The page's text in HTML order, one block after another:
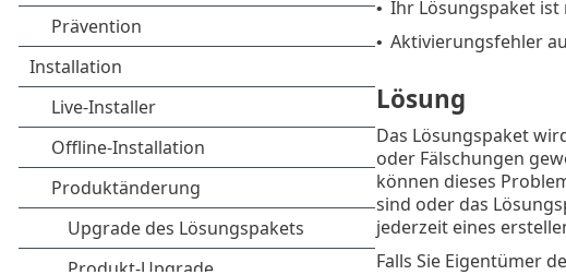
• Ihr Lösungspaket
• Aktivierungsfehler
Lösung
Das Lösungspaket
oder Fälschungen
können dieses
sind oder das
jederzeit eines
Falls Sie Eigentümer